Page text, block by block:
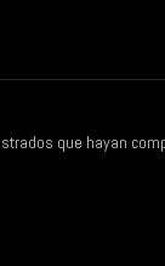
que hayan